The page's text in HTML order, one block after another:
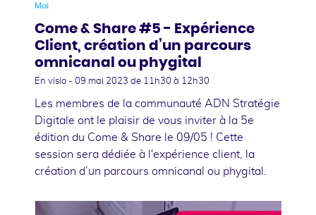
Mai
Come & Share #5 - Expérience
Client, création d’un parcours
omnicanal ou phygital
En visio - 09 mai 2023 de 11h30 à 12h30
Les membres de la communauté ADN Stratégie
Digitale ont le plaisir de vous inviter à la 5e
édition du Come & Share le 09/05 ! Cette
session sera dédiée à l'expérience client, la
création d’un parcours omnicanal ou phygital.